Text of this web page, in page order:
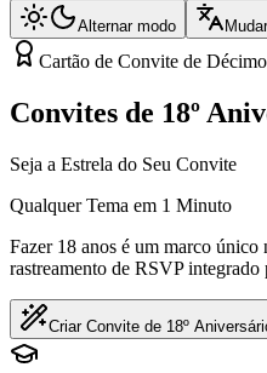
Alternar modo
Cartão de Convite de
Convites de 18º
Seja a Estrela do Seu Convite
Qualquer Tema em 1 Minuto
Fazer 18 anos é um marco
rastreamento de RSVP integrado
Criar Convite de 18º